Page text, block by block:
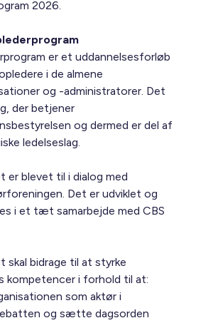
2026.
er et uddannelsesforløb
i de almene
og -administratorer. Det
der betjener
og dermed er del af
ledelseslag.
er blevet til i dialog med
Det er udviklet og
i et tæt samarbejde med CBS
skal bidrage til at styrke
kompetencer i forhold til at:
som aktør i
og sætte dagsorden